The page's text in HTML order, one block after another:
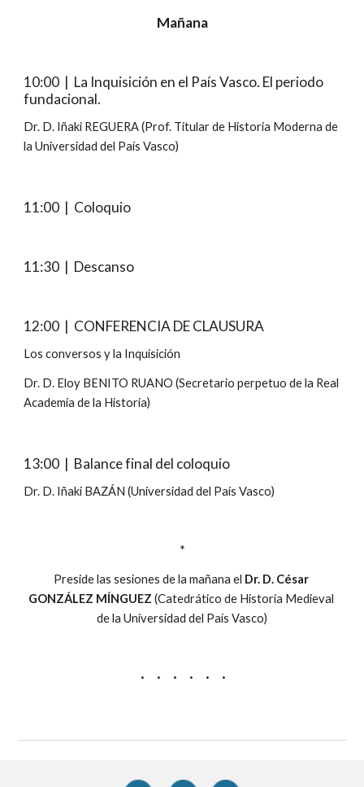
Mañana
10:00  |  La Inquisición en el País Vasco. El periodo
fundacional.
Dr. D. Iñaki REGUERA (Prof. Titular de Historia Moderna de
la Universidad del País Vasco)
11:00  |  Coloquio
11:30  |  Descanso
12:00  |  CONFERENCIA DE CLAUSURA
Los conversos y la Inquisición
Dr. D. Eloy BENITO RUANO (Secretario perpetuo de la Real
Academia de la Historia)
13:00  |  Balance final del coloquio
Dr. D. Iñaki BAZÁN (Universidad del País Vasco)
*
Preside las sesiones de la mañana el Dr. D. César
GONZÁLEZ MÍNGUEZ (Catedrático de Historia Medieval
de la Universidad del País Vasco)
·     ·     ·     ·     ·     ·